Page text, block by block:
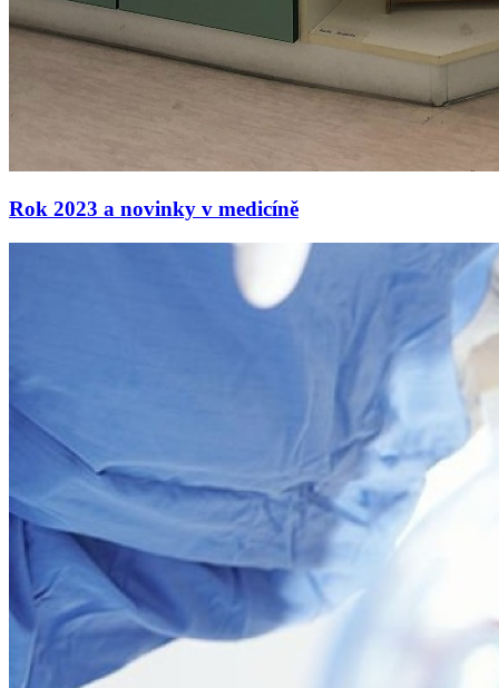
Rok 2023 a novinky v medicíně